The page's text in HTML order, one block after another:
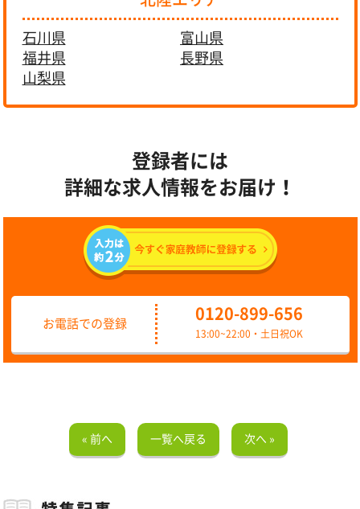
石川県
富山県
福井県
長野県
山梨県
登録者には
詳細な求人情報をお届け！
お電話での登録
0120-899-656
13:00~22:00・土日祝OK
« 前へ 一覧へ戻る 次へ »